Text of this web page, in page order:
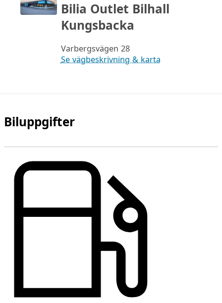
Bilia Outlet Bilhall
Kungsbacka
Varbergsvägen 28
Se vägbeskrivning & karta
Biluppgifter